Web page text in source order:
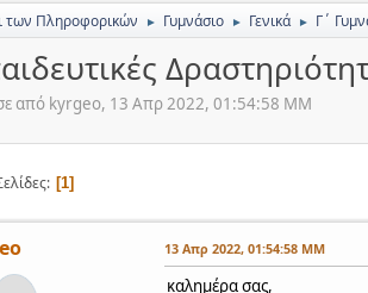
των Πληροφορικών ► Γυμνάσιο ► Γενικά ► Γ΄
από kyrgeo, 13 Απρ 2022, 01:54:58 ΜΜ
1
13 Απρ 2022, 01:54:58 ΜΜ
καλημέρα σας,